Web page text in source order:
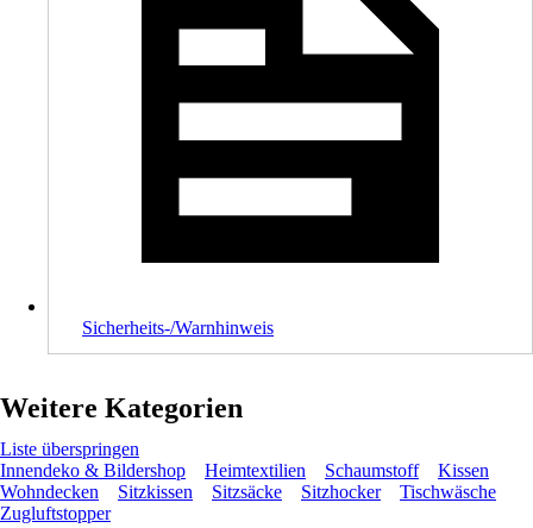
Sicherheits-/Warnhinweis
Weitere Kategorien
Liste überspringen
Innendeko & Bildershop
Heimtextilien Schaumstoff
Kissen
Wohndecken
Sitzkissen Sitzsäcke Sitzhocker
Tischwäsche
Zugluftstopper